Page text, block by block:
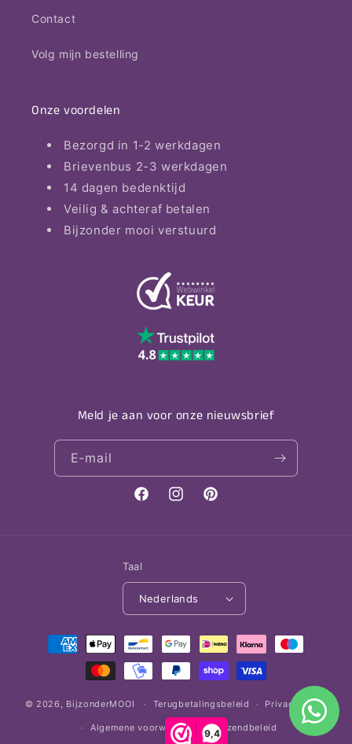
9,4
Contact
Volg mijn bestelling
Onze voordelen
Bezorgd in 1-2 werkdagen
Brievenbus 2-3 werkdagen
14 dagen bedenktijd
Veilig & achteraf betalen
Bijzonder mooi verstuurd
Meld je aan voor onze nieuwsbrief
E‑mail
FacebookInstagramPinterest
Taal
Nederlands
Betaalmethoden
© 2026, BijzonderMOOI Terugbetalingsbeleid Privacybeleid
Algemene voorwaarden Verzendbeleid